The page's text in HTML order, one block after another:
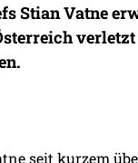
Stian Vatne
seit kurzem